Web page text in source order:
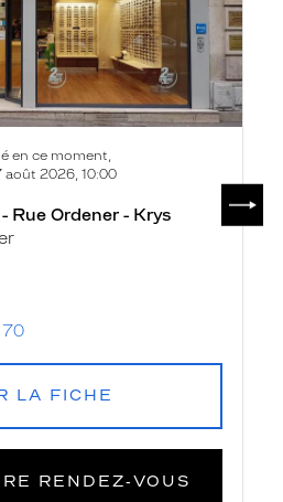
en ce moment,
août 2026, 10:00
Rue Ordener - Krys
70
LA FICHE
RENDEZ‑VOUS